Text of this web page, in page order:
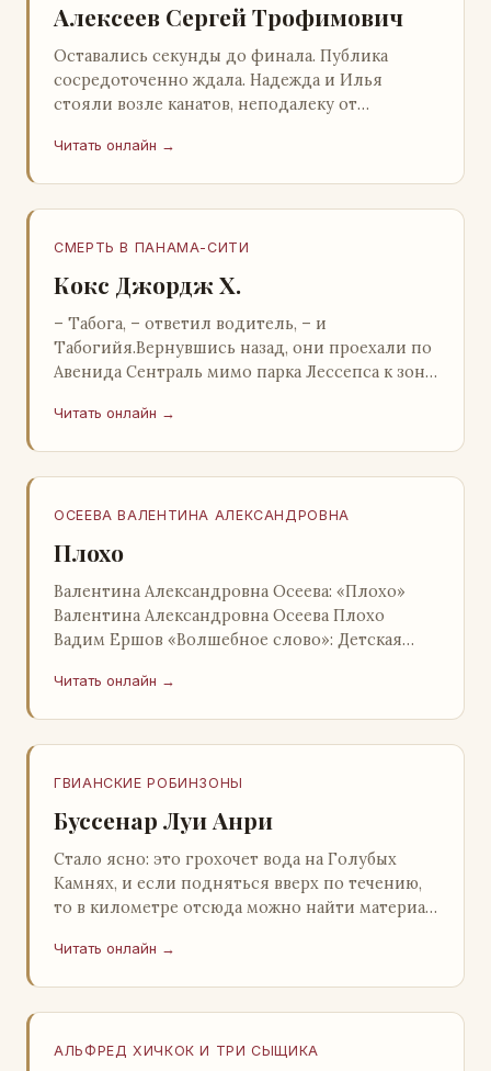
Алексеев Сергей Трофимович
Оставались секунды до финала. Публика
сосредоточенно ждала. Надежда и Илья
стояли возле канатов, неподалеку от
прочей публики, …
Читать онлайн →
СМЕРТЬ В ПАНАМА-СИТИ
Кокс Джордж Х.
– Табога, – ответил водитель, – и
Табогийя.Вернувшись назад, они проехали по
Авенида Сентраль мимо парка Лессепса к зоне
отель…
Читать онлайн →
ОСЕЕВА ВАЛЕНТИНА АЛЕКСАНДРОВНА
Плохо
Валентина Александровна Осеева: «Плохо»
Валентина Александровна Осеева Плохо
Вадим Ершов «Волшебное слово»: Детская
Александровна ОСЕЕВ…
Читать онлайн →
ГВИАНСКИЕ РОБИНЗОНЫ
Буссенар Луи Анри
Стало ясно: это грохочет вода на Голубых
Камнях, и если подняться вверх по течению,
то в километре отсюда можно найти материал
крас…
Читать онлайн →
АЛЬФРЕД ХИЧКОК И ТРИ СЫЩИКА